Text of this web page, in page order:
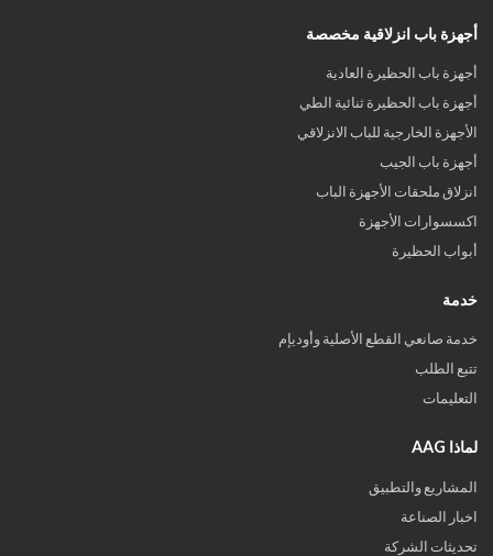
أجهزة باب انزلاقية مخصصة
أجهزة باب الحظيرة العادية
أجهزة باب الحظيرة ثنائية الطي
الأجهزة الخارجية للباب الانزلاقي
أجهزة باب الجيب
انزلاق ملحقات الأجهزة الباب
اكسسوارات الأجهزة
أبواب الحظيرة
خدمة
خدمة صانعي القطع الأصلية وأوديإم
تتبع الطلب
التعليمات
لماذا AAG
المشاريع والتطبيق
اخبار الصناعة
تحديثات الشركة